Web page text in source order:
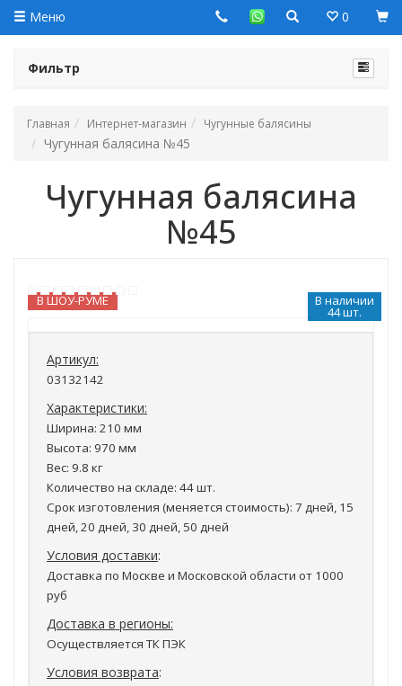
Меню 0
Фильтр
Главная Интернет-магазин Чугунные балясины
Чугунная балясина №45
Чугунная балясина
№45
В ШОУ-РУМЕ В наличии
44 шт.
Артикул:
03132142
Характеристики:
Ширина: 210 мм
Высота: 970 мм
Вес: 9.8 кг
Количество на складе: 44 шт.
Срок изготовления (меняется стоимость): 7 дней, 15
дней, 20 дней, 30 дней, 50 дней
Условия доставки:
Доставка по Москве и Московской области от 1000
руб
Доставка в регионы:
Осуществляется ТК ПЭК
Условия возврата: